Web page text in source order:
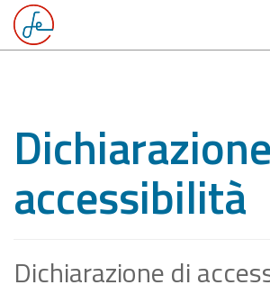
accessibilità
Dichiarazione di